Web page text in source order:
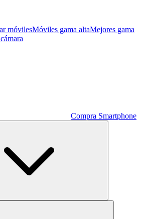
móvilesMóviles gama altaMejores gama
Compra Smartphone